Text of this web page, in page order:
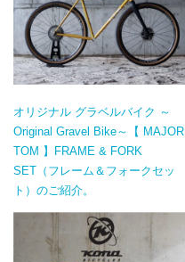
オリジナル グラベルバイク ～
Original Gravel Bike～【 MAJOR
TOM 】FRAME & FORK
SET（フレーム＆フォークセッ
ト）のご紹介。